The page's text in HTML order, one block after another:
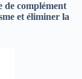
de complément
et éliminer la